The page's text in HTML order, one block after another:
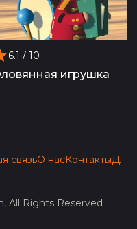
6.1 / 10
игрушка
связьО насКонтактыДля
All Rights Reserved